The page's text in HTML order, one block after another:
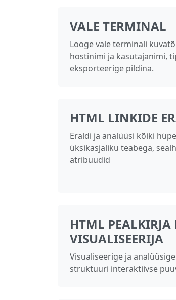
VALE TERMINAL
Looge vale terminali
hostinimi ja kasutajanimi,
eksporteerige pildina.
HTML LINKIDE
Eraldi ja analüüsi kõiki
üksikasjaliku teabega,
atribuudid
HTML
VISUALISEERIJA
Visualiseerige ja
struktuuri interaktiivse